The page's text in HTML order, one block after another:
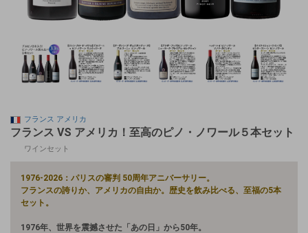
フランス アメリカ
フランス VS アメリカ！至高のピノ・ノワール５本セット
ワインセット
1976-2026：パリスの審判 50周年アニバーサリー。
フランスの誇りか、アメリカの自由か。歴史を飲み比べる、至福の5本
セット。
1976年、世界を震撼させた「あの日」から50年。